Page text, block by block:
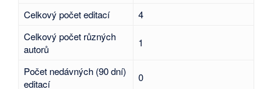
Celkový počet editací
4
Celkový počet různých
autorů
1
Počet nedávných (90 dní)
editací
0